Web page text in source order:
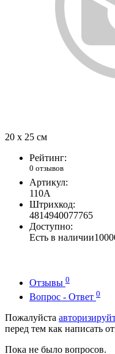
20 х 25 см
Рейтинг:
0 отзывов
Артикул:
110A
Штрихкод:
4814940077765
Доступно:
Есть в наличии
Отзывы 0
Вопрос - Ответ 0
Пожалуйста
перед тем как написать
Пока не было вопросов.